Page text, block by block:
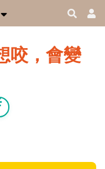
咬，會變